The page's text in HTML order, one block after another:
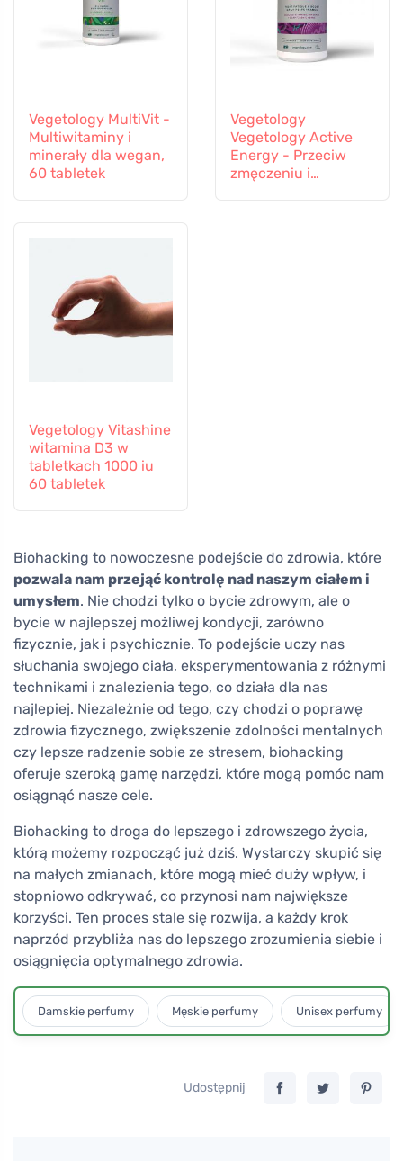
Vegetology MultiVit -
Multiwitaminy i
minerały dla wegan,
60 tabletek
Vegetology
Vegetology Active
Energy - Przeciw
zmęczeniu i
Vegetology Vitashine
witamina D3 w
tabletkach 1000 iu
60 tabletek
Biohacking to nowoczesne podejście do zdrowia, które
pozwala nam przejąć kontrolę nad naszym ciałem i
umysłem. Nie chodzi tylko o bycie zdrowym, ale o
bycie w najlepszej możliwej kondycji, zarówno
fizycznie, jak i psychicznie. To podejście uczy nas
słuchania swojego ciała, eksperymentowania z różnymi
technikami i znalezienia tego, co działa dla nas
najlepiej. Niezależnie od tego, czy chodzi o poprawę
zdrowia fizycznego, zwiększenie zdolności mentalnych
czy lepsze radzenie sobie ze stresem, biohacking
oferuje szeroką gamę narzędzi, które mogą pomóc nam
osiągnąć nasze cele.
Biohacking to droga do lepszego i zdrowszego życia,
którą możemy rozpocząć już dziś. Wystarczy skupić się
na małych zmianach, które mogą mieć duży wpływ, i
stopniowo odkrywać, co przynosi nam największe
korzyści. Ten proces stale się rozwija, a każdy krok
naprzód przybliża nas do lepszego zrozumienia siebie i
osiągnięcia optymalnego zdrowia.
Damskie perfumy Męskie perfumy Unisex perfumy
Udostępnij